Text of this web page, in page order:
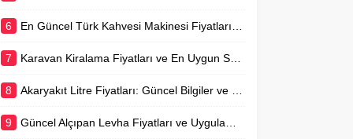
6 En Güncel Türk Kahvesi Makinesi Fiyatları ve Rehberi
7 Karavan Kiralama Fiyatları ve En Uygun Seçenekler
8 Akaryakıt Litre Fiyatları: Güncel Bilgiler ve Değişim Nedenleri
9 Güncel Alçıpan Levha Fiyatları ve Uygulama Maliyetleri